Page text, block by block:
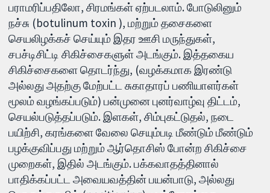
பராமரிப்பதிலோ, சிரமங்கள் ஏற்படலாம். போடுலினும்
நச்சு (botulinum toxin ), மற்றும் தசைகளை
செயலிழக்கச் செய்யும் இதர ஊசி மருந்துகள்,
சபச்டிசிட்டி சிகிச்சைகளுள் அடங்கும். இத்தகைய
சிகிச்சைகளை தொடர்ந்து, (வழக்கமாக இரண்டு
அல்லது அதற்கு மேற்பட்ட சுகாதாரப் பணியாளர்கள்
மூலம் வழங்கப்படும்) பன்முனை புனர்வாழ்வு திட்டம்,
செயல்படுத்தப்படும். இளகள், சிம்புகட்டுதல், நடை
பயிற்சி, கரங்களை வேலை செயும்படி மீண்டும் மீண்டும்
பழக்குவிப்பது மற்றும் ஆர்தொசிஸ் போன்ற சிகிச்சை
முறைகள், இதில் அடங்கும். பக்கவாதத்தினால்
பாதிக்கப்பட்ட அவையவத்தின் பயன்பாடு, அல்லது